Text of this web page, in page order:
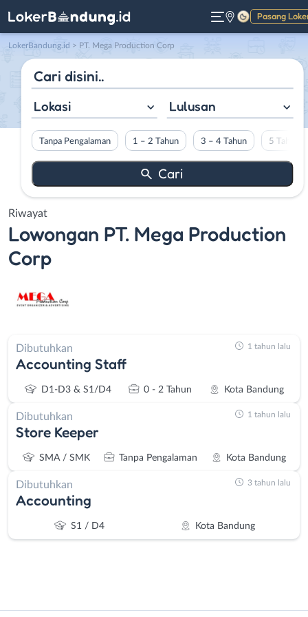
Pasang
Gelap
LokerBandung.id > PT. Mega Production Corp
Lokasi Lulusan
Tanpa Pengalaman 1 – 2 Tahun 3 – 4 Tahun 5 Tahun
Riwayat
Lowongan PT. Mega Production
Corp
Dibutuhkan
Accounting Staff
D1-D3 & S1/D4 0 - 2 Tahun Kota Bandung
1 tahun lalu
Dibutuhkan
Store Keeper
SMA / SMK Tanpa Pengalaman Kota Bandung
1 tahun lalu
Dibutuhkan
Accounting
S1 / D4 Kota Bandung
3 tahun lalu
Administrasi
Bandung